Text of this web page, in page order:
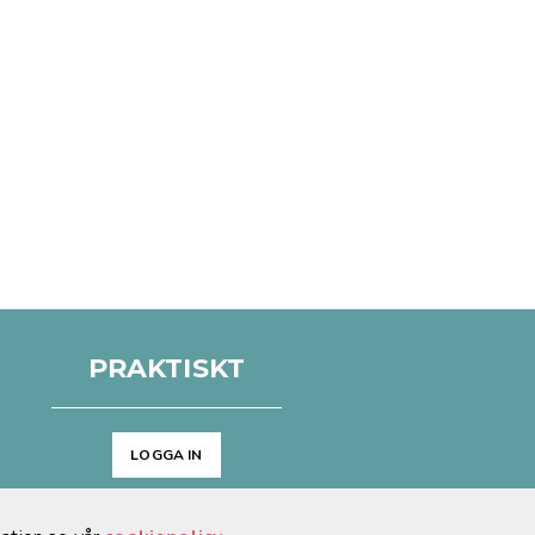
PRAKTISKT
LOGGA IN